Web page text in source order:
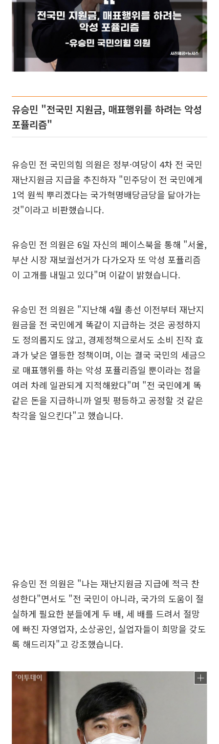
유승민 "전국민 지원금, 매표행위를 하려는 악성
포퓰리즘"
유승민 전 국민의힘 의원은 정부·여당이 4차 전 국민
재난지원금 지급을 추진하자 "민주당이 전 국민에게
1억 원씩 뿌리겠다는 국가혁명배당금당을 닮아가는
것"이라고 비판했습니다.
유승민 전 의원은 6일 자신의 페이스북을 통해 "서울,
부산 시장 재보궐선거가 다가오자 또 악성 포퓰리즘
이 고개를 내밀고 있다"며 이같이 밝혔습니다.
유승민 전 의원은 "지난해 4월 총선 이전부터 재난지
원금을 전 국민에게 똑같이 지급하는 것은 공정하지
도 정의롭지도 않고, 경제정책으로서도 소비 진작 효
과가 낮은 열등한 정책이며, 이는 결국 국민의 세금으
로 매표행위를 하는 악성 포퓰리즘일 뿐이라는 점을
여러 차례 일관되게 지적해왔다"며 "전 국민에게 똑
같은 돈을 지급하니까 얼핏 평등하고 공정할 것 같은
착각을 일으킨다"고 했습니다.
유승민 전 의원은 "나는 재난지원금 지급에 적극 찬
성한다"면서도 "전 국민이 아니라, 국가의 도움이 절
실하게 필요한 분들에게 두 배, 세 배를 드려서 절망
에 빠진 자영업자, 소상공인, 실업자들이 희망을 갖도
록 해드리자"고 강조했습니다.